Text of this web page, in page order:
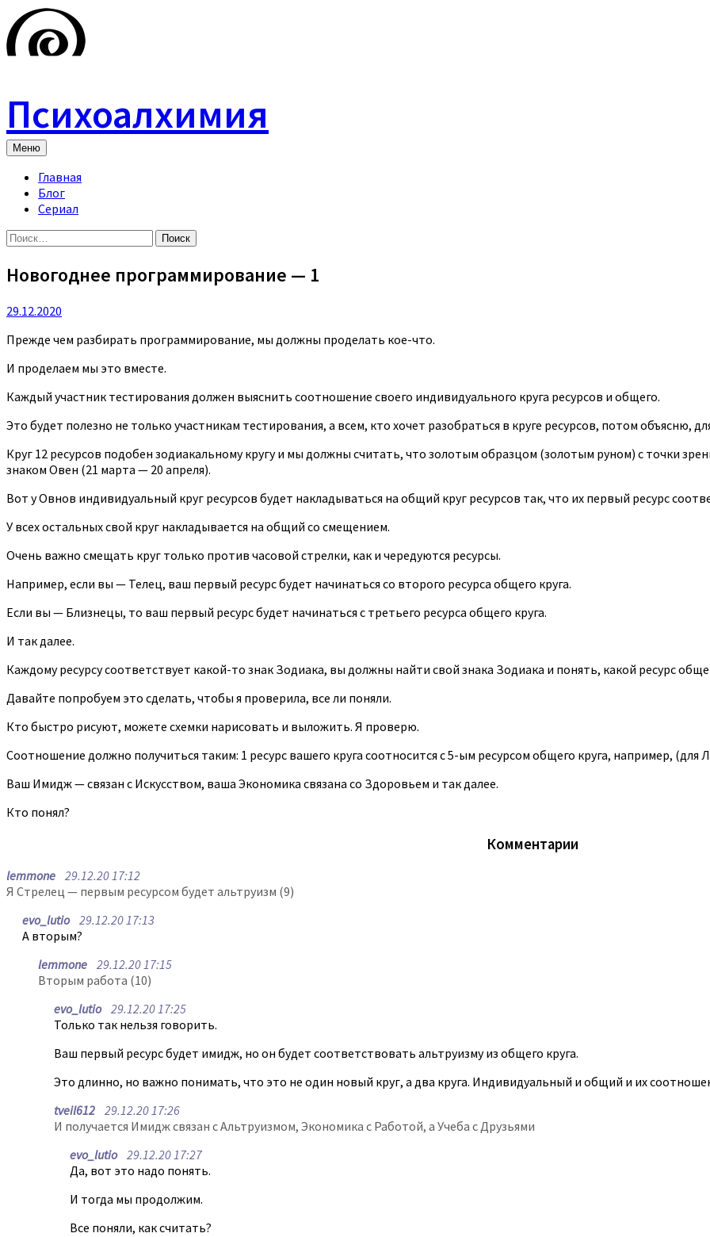
Skip
to
content
Психоалхимия
Меню
Главная
Блог
Сериал
Найти:
Новогоднее программирование — 1
29.12.2020
Прежде чем разбирать программирование, мы должны проделать кое-что.
И проделаем мы это вместе.
Каждый участник тестирования должен выяснить соотношение своего индивидуального круга ресурсов и общего.
Это будет полезно не только участникам тестирования, а всем, кто хочет разобраться в круге ресурсов, потом объясню,
Круг 12 ресурсов подобен зодиакальному кругу и мы должны считать, что золотым образцом (золотым руном) с точки
знаком Овен (21 марта — 20 апреля).
Вот у Овнов индивидуальный круг ресурсов будет накладываться на общий круг ресурсов так, что их первый ресурс
У всех остальных свой круг накладывается на общий со смещением.
Очень важно смещать круг только против часовой стрелки, как и чередуются ресурсы.
Например, если вы — Телец, ваш первый ресурс будет начинаться со второго ресурса общего круга.
Если вы — Близнецы, то ваш первый ресурс будет начинаться с третьего ресурса общего круга.
И так далее.
Каждому ресурсу соответствует какой-то знак Зодиака, вы должны найти свой знака Зодиака и понять, какой ресурс
Давайте попробуем это сделать, чтобы я проверила, все ли поняли.
Кто быстро рисуют, можете схемки нарисовать и выложить. Я проверю.
Соотношение должно получиться таким: 1 ресурс вашего круга соотносится с 5-ым ресурсом общего круга, например, (для
Ваш Имидж — связан с Искусством, ваша Экономика связана со Здоровьем и так далее.
Кто понял?
Комментарии
lemmone 29.12.20 17:12
Я Стрелец — первым ресурсом будет альтруизм (9)
evo_lutio29.12.20 17:13
А вторым?
lemmone 29.12.20 17:15
Вторым работа (10)
evo_lutio29.12.20 17:25
Только так нельзя говорить.
Ваш первый ресурс будет имидж, но он будет соответствовать альтруизму из общего круга.
Это длинно, но важно понимать, что это не один новый круг, а два круга. Индивидуальный и общий и их
tveil612 29.12.20 17:26
И получается Имидж связан с Альтруизмом, Экономика с Работой, а Учеба с Друзьями
evo_lutio29.12.20 17:27
Да, вот это надо понять.
И тогда мы продолжим.
Все поняли, как считать?